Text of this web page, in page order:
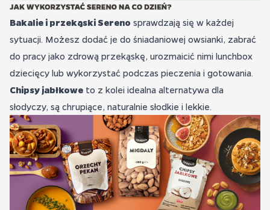
Bakalie i przekąski Sereno sprawdzają się w każdej
sytuacji. Możesz dodać je do śniadaniowej owsianki, zabrać
do pracy jako zdrową przekąskę, urozmaicić nimi lunchbox
dziecięcy lub wykorzystać podczas pieczenia i gotowania.
Chipsy jabłkowe to z kolei idealna alternatywa dla
słodyczy, są chrupiące, naturalnie słodkie i lekkie.